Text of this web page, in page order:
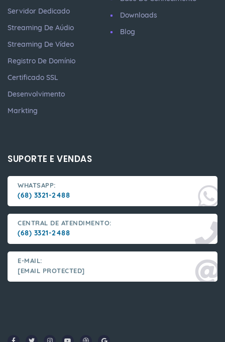
Servidor Dedicado
Streaming De Aúdio
Streaming De Vídeo
Registro De Domínio
Certificado SSL
Desenvolvimento
Markting
Downloads
Blog
SUPORTE E VENDAS
WHATSAPP:
(68) 3321-2488
CENTRAL DE ATENDIMENTO:
(68) 3321-2488
E-MAIL:
[EMAIL PROTECTED]